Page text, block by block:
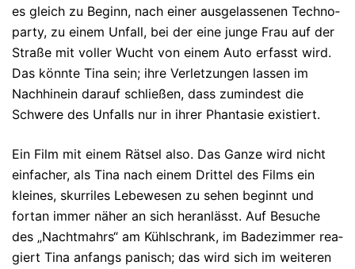
es gleich zu Beginn, nach einer ausgelas­senen Techno­
party, zu einem Unfall, bei der eine junge Frau auf der
Stra­ße mit voller Wucht von einem Auto erfasst wird.
Das könnte Tina sein; ihre Verlet­zungen lassen im
Nachhinein darauf schließen, dass zumindest die
Schwere des Unfalls nur in ihrer Phantasie existiert.
Ein Film mit einem Rätsel also. Das Ganze wird nicht
einfacher, als Ti­na nach einem Drittel des Films ein
kleines, skurriles Lebewesen zu se­hen beginnt und
fortan immer näher an sich heran­lässt. Auf Besuche
des „Nachtmahrs“ am Kühlschrank, im Badezimmer rea­
giert Tina anfangs panisch; das wird sich im weiteren